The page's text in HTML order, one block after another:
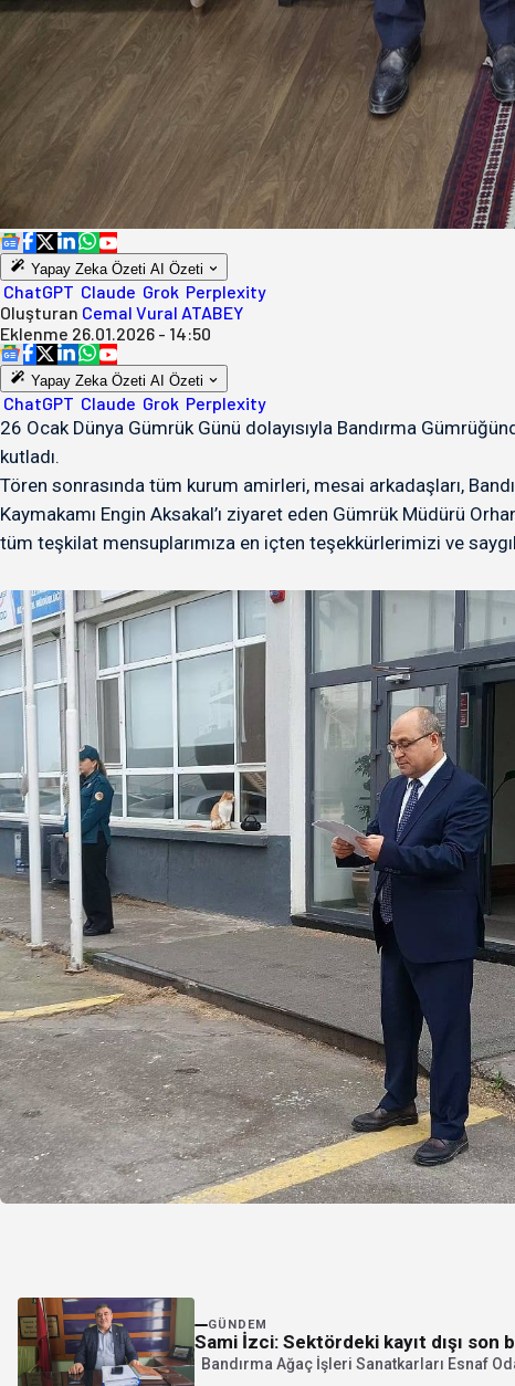
Yapay Zeka Özeti AI Özeti
ChatGPT Claude Grok Perplexity
Oluşturan Cemal Vural ATABEY
Eklenme 26.01.2026 - 14:50
Yapay Zeka Özeti AI Özeti
ChatGPT Claude Grok Perplexity
26 Ocak Dünya Gümrük Günü dolayısıyla Bandırma
kutladı.
Tören sonrasında tüm kurum amirleri, mesai arkadaşları,
Kaymakamı Engin Aksakal’ı ziyaret eden Gümrük Müdürü
tüm teşkilat mensuplarımıza en içten teşekkürlerimizi ve
GÜNDEM
Sami İzci: Sektördeki kayıt dışı son
Bandırma Ağaç İşleri Sanatkarları Esnaf